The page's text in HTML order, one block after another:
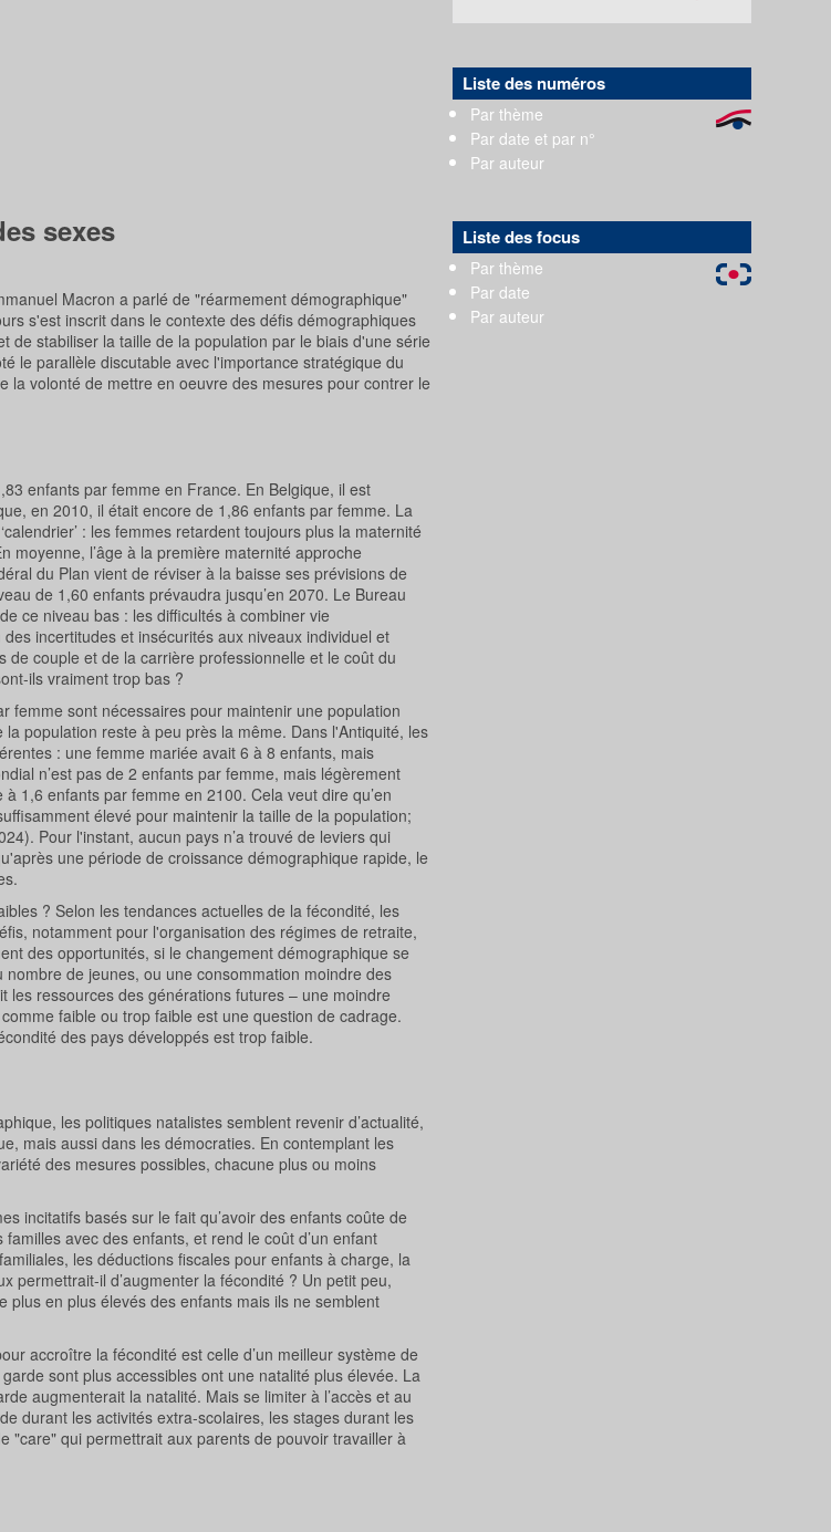
sexes
Macron a parlé de "réarmement démographique"
s'est inscrit dans le contexte des défis démographiques
de stabiliser la taille de la population par le biais d'une série
le parallèle discutable avec l'importance stratégique du
la volonté de mettre en oeuvre des mesures pour contrer le
enfants par femme en France. En Belgique, il est
en 2010, il était encore de 1,86 enfants par femme. La
: les femmes retardent toujours plus la maternité
moyenne, l’âge à la première maternité approche
du Plan vient de réviser à la baisse ses prévisions de
de 1,60 enfants prévaudra jusqu’en 2070. Le Bureau
ce niveau bas : les difficultés à combiner vie
incertitudes et insécurités aux niveaux individuel et
de couple et de la carrière professionnelle et le coût du
ils vraiment trop bas ?
femme sont nécessaires pour maintenir une population
population reste à peu près la même. Dans l'Antiquité, les
: une femme mariée avait 6 à 8 enfants, mais
n’est pas de 2 enfants par femme, mais légèrement
1,6 enfants par femme en 2100. Cela veut dire qu’en
élevé pour maintenir la taille de la population;
Pour l'instant, aucun pays n’a trouvé de leviers qui
une période de croissance démographique rapide, le
? Selon les tendances actuelles de la fécondité, les
notamment pour l'organisation des régimes de retraite,
des opportunités, si le changement démographique se
de jeunes, ou une consommation moindre des
ressources des générations futures – une moindre
faible ou trop faible est une question de cadrage.
des pays développés est trop faible.
les politiques natalistes semblent revenir d’actualité,
mais aussi dans les démocraties. En contemplant les
des mesures possibles, chacune plus ou moins
incitatifs basés sur le fait qu’avoir des enfants coûte de
avec des enfants, et rend le coût d’un enfant
les déductions fiscales pour enfants à charge, la
permettrait-il d’augmenter la fécondité ? Un petit peu,
en plus élevés des enfants mais ils ne semblent
accroître la fécondité est celle d’un meilleur système de
sont plus accessibles ont une natalité plus élevée. La
augmenterait la natalité. Mais se limiter à l’accès et au
durant les activités extra-scolaires, les stages durant les
"care" qui permettrait aux parents de pouvoir travailler à
Liste des numéros
Par thème
Par date et par n°
Par auteur
Liste des focus
Par thème
Par date
Par auteur